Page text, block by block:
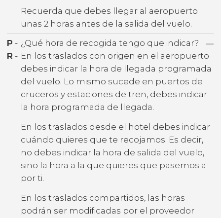
Recuerda que debes llegar al aeropuerto
unas 2 horas antes de la salida del vuelo.
P - ¿Qué hora de recogida tengo que indicar?
R - En los traslados con origen en el aeropuerto
debes indicar la hora de llegada programada
del vuelo. Lo mismo sucede en puertos de
cruceros y estaciones de tren, debes indicar
la hora programada de llegada.
En los traslados desde el hotel debes indicar
cuándo quieres que te recojamos. Es decir,
no debes indicar la hora de salida del vuelo,
sino la hora a la que quieres que pasemos a
por ti.
En los traslados compartidos, las horas
podrán ser modificadas por el proveedor